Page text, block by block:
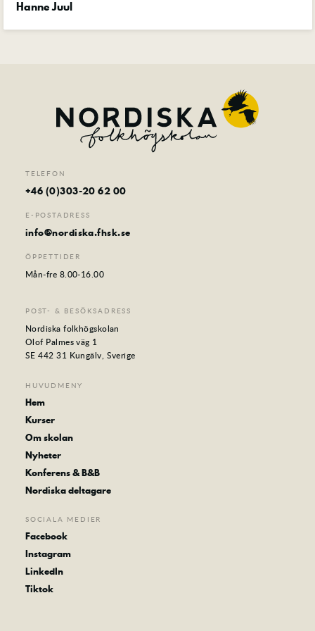
Om skolan
Hanne Juul
TELEFON
+46 (0)303-20 62 00
E-POSTADRESS
info@nordiska.fhsk.se
ÖPPETTIDER
Mån-fre 8.00-16.00
POST- & BESÖKSADRESS
Nordiska folkhögskolan
Olof Palmes väg 1
SE 442 31 Kungälv, Sverige
HUVUDMENY
Hem
Kurser
Om skolan
Nyheter
Konferens & B&B
Nordiska deltagare
SOCIALA MEDIER
Facebook
Instagram
LinkedIn
Tiktok